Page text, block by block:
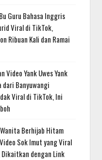
Guru Bahasa Inggris
Viral di TikTok,
Ribuan Kali dan Ramai
Video Yank Uwes Yank
dari Banyuwangi
Viral di TikTok, Ini
Berhijab Hitam
Sok Imut yang Viral
dengan Link